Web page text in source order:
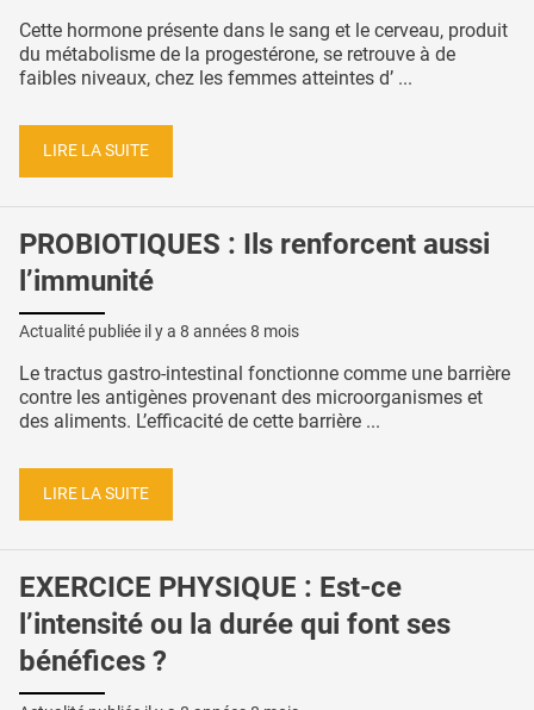
Cette hormone présente dans le sang et le cerveau, produit
du métabolisme de la progestérone, se retrouve à de
faibles niveaux, chez les femmes atteintes d’ ...
LIRE LA SUITE
PROBIOTIQUES : Ils renforcent aussi
l’immunité
Actualité publiée il y a 8 années 8 mois
Le tractus gastro-intestinal fonctionne comme une barrière
contre les antigènes provenant des microorganismes et
des aliments. L’efficacité de cette barrière ...
LIRE LA SUITE
EXERCICE PHYSIQUE : Est-ce
l’intensité ou la durée qui font ses
bénéfices ?